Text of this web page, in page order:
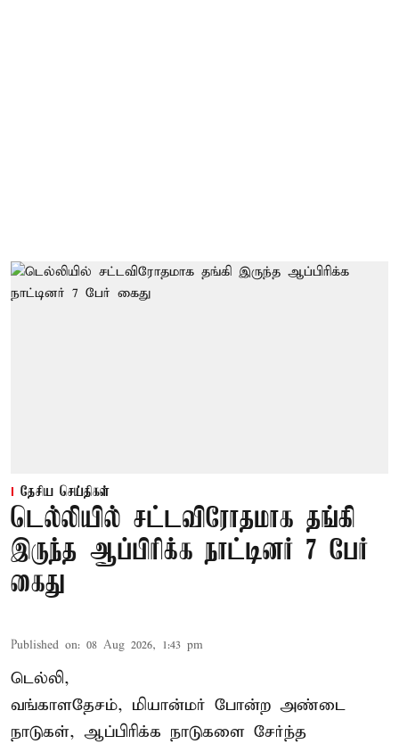
தேசிய செய்திகள்
டெல்லியில் சட்டவிரோதமாக தங்கி
இருந்த ஆப்பிரிக்க நாட்டினர் 7 பேர்
கைது
Published on: 08 Aug 2026, 1:43 pm
டெல்லி,
வங்காளதேசம், மியான்மர் போன்ற அண்டை
நாடுகள், ஆப்பிரிக்க நாடுகளை சேர்ந்த